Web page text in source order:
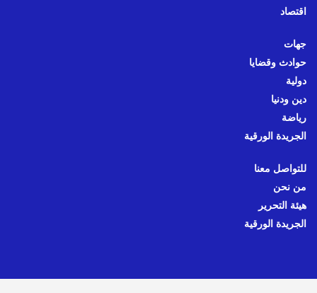
اقتصاد
جهات
حوادث وقضايا
دولية
دين ودنيا
رياضة
الجريدة الورقية
للتواصل معنا
من نحن
هيئة التحرير
الجريدة الورقية